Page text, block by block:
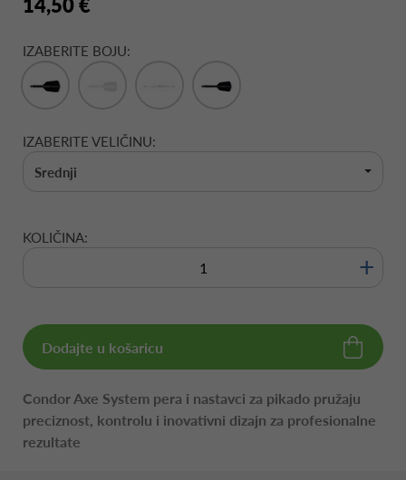
14,50 €
IZABERITE BOJU:
IZABERITE VELIČINU:
Srednji
KOLIČINA:
+
Dodajte u košaricu
Condor Axe System pera i nastavci za pikado pružaju
preciznost, kontrolu i inovativni dizajn za profesionalne
rezultate